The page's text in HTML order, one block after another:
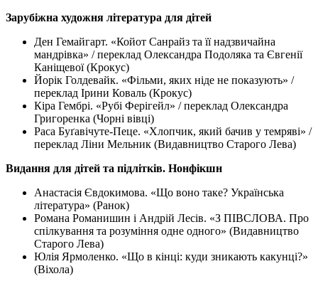
Зарубіжна художня література для дітей
Ден Гемайгарт. «Койот Санрайз та її надзвичайна
мандрівка» / переклад Олександра Подоляка та Євгенії
Каніщевої (Крокус)
Йорік Голдевайк. «Фільми, яких ніде не показують» /
переклад Ірини Коваль (Крокус)
Кіра Гембрі. «Рубі Ферігейл» / переклад Олександра
Григоренка (Чорні вівці)
Раса Буґавічуте-Пеце. «Хлопчик, який бачив у темряві» /
переклад Ліни Мельник (Видавництво Старого Лева)
Видання для дітей та підлітків. Нонфікшн
Анастасія Євдокимова. «Що воно таке? Українська
література» (Ранок)
Романа Романишин і Андрій Лесів. «З ПІВСЛОВА. Про
спілкування та розуміння одне одного» (Видавництво
Старого Лева)
Юлія Ярмоленко. «Що в кінці: куди зникають какунці?»
(Віхола)